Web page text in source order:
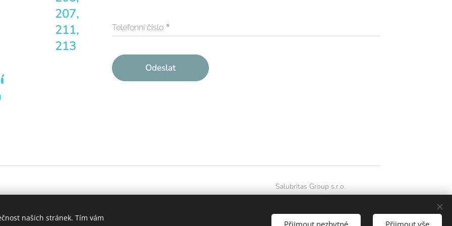
207,
211,
213
Telefonní číslo
Odeslat
Salubritas Group s.r.o.
Pravidla ochrany soukromí
našich stránek. Tím vám
Přijmout nezbytné Přijmout vše